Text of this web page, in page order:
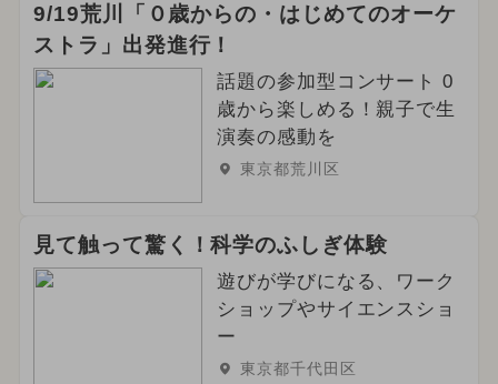
9/19荒川「０歳からの・はじめてのオーケ
ストラ」出発進行！
話題の参加型コンサート 0
歳から楽しめる！親子で生
演奏の感動を
東京都荒川区
見て触って驚く！科学のふしぎ体験
遊びが学びになる、ワーク
ショップやサイエンスショ
ー
東京都千代田区